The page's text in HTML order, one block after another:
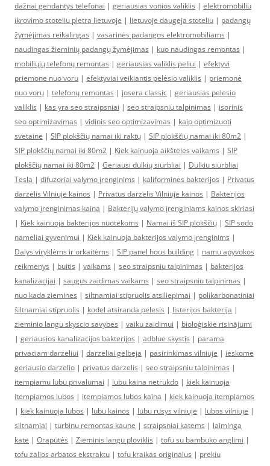
dažnai gendantys telefonai | geriausias vonios valiklis | elektromobiliu
ikrovimo stoteliu pletra lietuvoje | lietuvoje daugeja stoteliu | padangų
žymėjimas reikalingas | vasarinės padangos elektromobiliams |
naudingas žieminių padangų žymėjimas | kuo naudingas remontas |
mobiliųjų telefonų remontas | geriausias valiklis peliui | efektyvi
priemone nuo voru | efektyviai veikiantis pelėsio valiklis | priemonė
nuo vorų | telefonų remontas | josera classic | geriausias pelesio
valiklis | kas yra seo straipsniai | seo straipsniu talpinimas | isorinis
seo optimizavimas | vidinis seo optimizavimas | kaip optimizuoti
svetaine | SIP plokščių namai iki raktų | SIP plokščių namai iki 80m2 |
SIP plokščių namai iki 80m2 | Kiek kainuoja aikštelės vaikams | SIP
plokščių namai iki 80m2 | Geriausi dulkių siurbliai | Dulkiu siurbliai
Tesla | difuzoriai valymo įrenginims | kaliforminės bakterijos | Privatus
darzelis Vilniuje kainos | Privatus darzelis Vilniuje kainos | Bakterijos
valymo įrenginimas kaina | Bakterijų valymo įrenginiams kainos skiriasi
| Kiek kainuoja bakterijos nuotekoms | Namai iš SIP plokščių | SIP sodo
nameliai gyvenimui | Kiek kainuoja bakterijos valymo įrenginims |
Dalys viryklėms ir orkaitėms | SIP panel hous building | namu apyvokos
reikmenys | buitis | vaikams | seo straipsniu talpinimas | bakterijos
kanalizacijai | saugus zaidimas vaikams | seo straipsniu talpinimas |
nuo kada ziemines | siltnamiai stipruolis atsiliepimai | polikarbonatiniai
šiltnamiai stipruolis | kodel atsiranda pelesis | listerijos bakterija |
zieminio langu skyscio savybes | vaiku zaidimui | bioloģiskie risinājumi
| geriausios kanalizacijos bakterijos | adblue skystis | parama
privaciam darzeliui | darzeliai gelbeja | pasirinkimas vilniuje | ieskome
geriausio darzelio | privatus darzelis | seo straipsniu talpinimas |
itempiamu lubu privalumai | lubu kaina netrukdo | kiek kainuoja
itempiamos lubos | itempiamos lubos kaina | kiek kainuoja itempiamos
| kiek kainuoja lubos | lubu kainos | lubu rusys vilniuje | lubos vilniuje |
siltnamiai | turbinu remontas kaune | straipsniai katems | laiminga
kate | Orapūtės | Zieminis langu ploviklis | tofu su bambuko anglimi |
tofu zalios arbatos ekstraktu | tofu kraikas originalus | prekiu